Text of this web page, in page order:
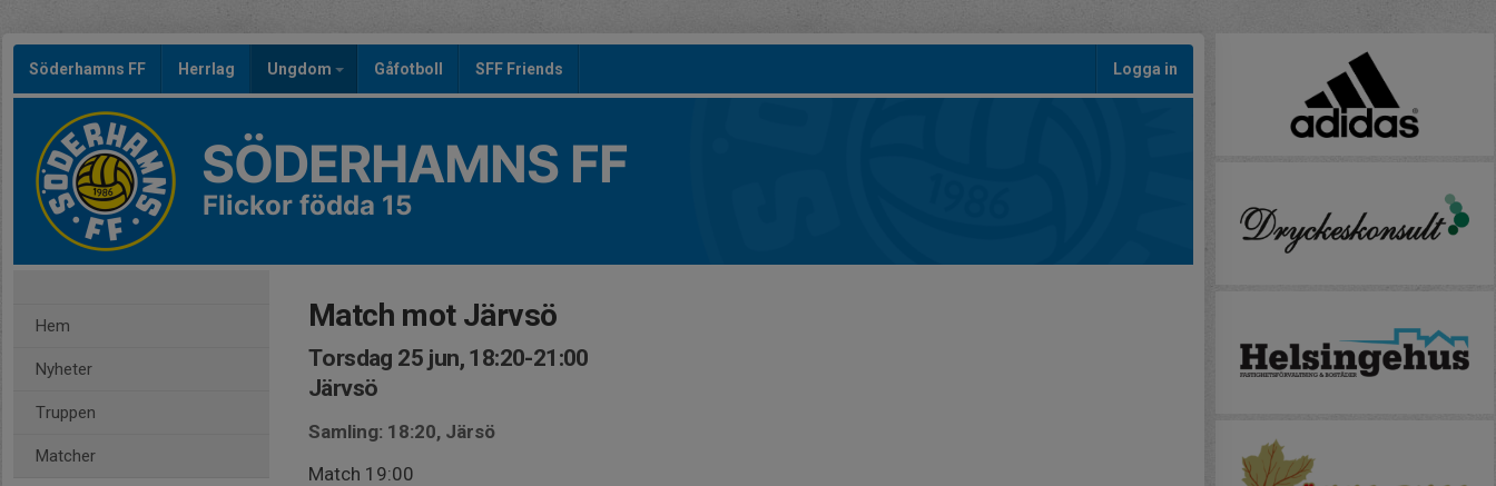
Söderhamns FF Herrlag Ungdom Gåfotboll SFF Friends Logga in
SÖDERHAMNS FF
Flickor födda 15
Hem
Nyheter
Truppen
Matcher
Match mot Järvsö
Torsdag 25 jun, 18:20-21:00
Järvsö
Samling: 18:20, Järsö
Match 19:00